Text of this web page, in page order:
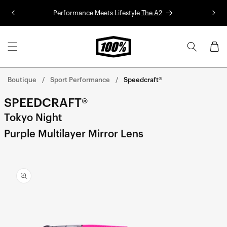
Performance Meets Lifestyle The A2
Panier
Boutique Sport Performance Speedcraft®
SPEEDCRAFT®
Tokyo Night
Purple Multilayer Mirror Lens
informations
sur le